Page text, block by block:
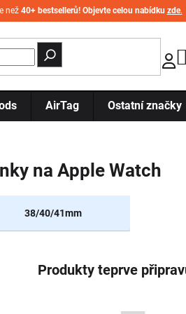
než 40+ bestsellerů! Objevte celou nabídku zde.
AirTag Ostatní značky
na Apple Watch
38/40/41mm
Produkty teprve